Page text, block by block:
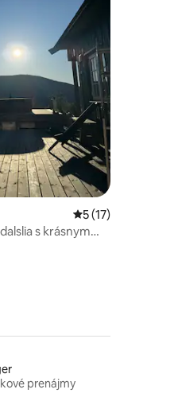
hodnotení: 19
Priemerné
5 (17)
s krásnym
prenájmy